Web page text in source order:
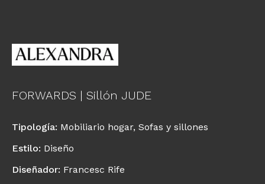
FORWARDS | Sillón JUDE
Tipología: Mobiliario hogar, Sofas y sillones
Estilo: Diseño
Diseñador: Francesc Rife